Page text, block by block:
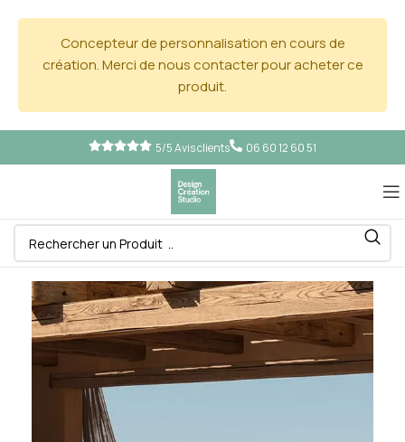
Concepteur de personnalisation en cours de
création. Merci de nous contacter pour acheter ce
produit.
5/5 Avis clients 06 60 12 60 51